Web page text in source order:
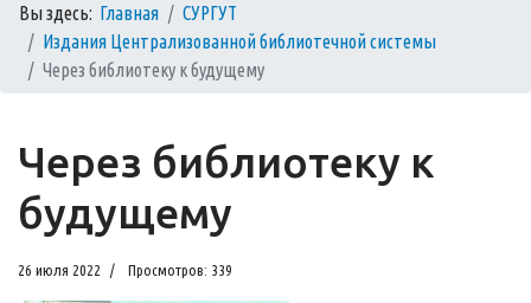
Вы здесь: Главная
СУРГУТ
Издания Централизованной библиотечной системы
Через библиотеку к будущему
Через библиотеку к
будущему
26 июля 2022 Просмотров: 339